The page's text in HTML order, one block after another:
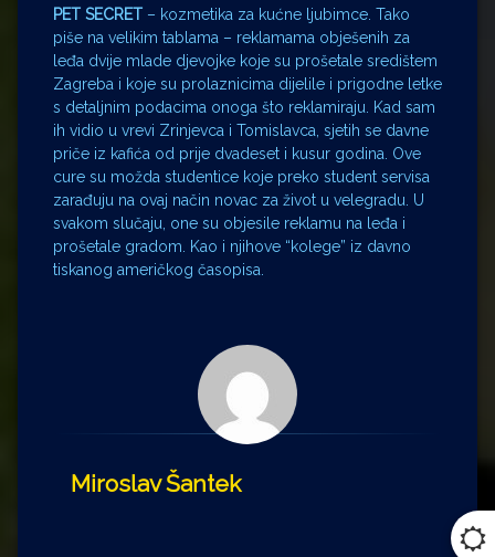
PET SECRET – kozmetika za kućne ljubimce. Tako
piše na velikim tablama – reklamama obješenih za
leđa dvije mlade djevojke koje su prošetale središtem
Zagreba i koje su prolaznicima dijelile i prigodne letke
s detaljnim podacima onoga što reklamiraju. Kad sam
ih vidio u vrevi Zrinjevca i Tomislavca, sjetih se davne
priče iz kafića od prije dvadeset i kusur godina. Ove
cure su možda studentice koje preko student servisa
zarađuju na ovaj način novac za život u velegradu. U
svakom slučaju, one su objesile reklamu na leđa i
prošetale gradom. Kao i njihove “kolege” iz davno
tiskanog američkog časopisa.
Miroslav Šantek